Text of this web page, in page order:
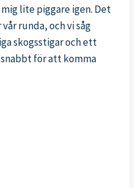
lite piggare igen. Det
runda, och vi såg
skogsstigar och ett
för att komma